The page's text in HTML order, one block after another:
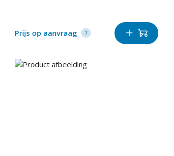
Prijs op aanvraag